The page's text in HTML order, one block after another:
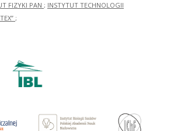
FIZYKI PAN ; INSTYTUT TECHNOLOGII
;